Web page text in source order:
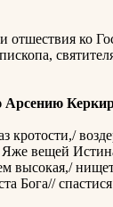
отшествия ко
Арсению
кротости,/
Яже вещей
высокая,/
Бога//